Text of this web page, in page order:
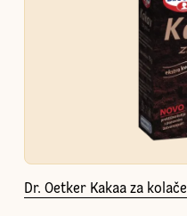
Dr. Oetker Kakaa za kolače